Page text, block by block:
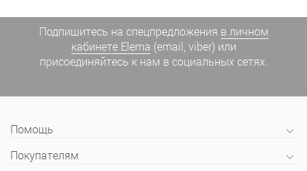
Подпишитесь на спецпредложения в личном
кабинете Elema (email, viber) или
присоединяйтесь к нам в социальных сетях.
Помощь
Покупателям